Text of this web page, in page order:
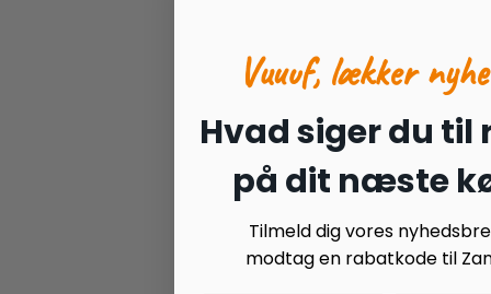
Vuuuf, lækker
Hvad siger du til
på dit næste
Tilmeld dig vores
modtag en rabatkode til